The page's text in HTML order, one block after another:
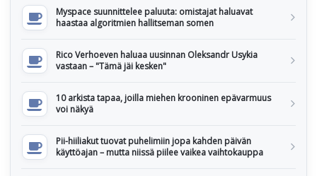
Myspace suunnittelee paluuta: omistajat haluavat
haastaa algoritmien hallitseman somen
Rico Verhoeven haluaa uusinnan Oleksandr Usykia
vastaan – "Tämä jäi kesken"
10 arkista tapaa, joilla miehen krooninen epävarmuus
voi näkyä
Pii-hiiliakut tuovat puhelimiin jopa kahden päivän
käyttöajan – mutta niissä piilee vaikea vaihtokauppa